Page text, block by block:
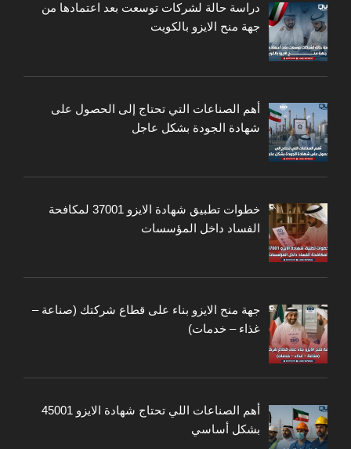
دراسة حالة لشركات توسعت بعد اعتمادها من
جهة منح الايزو بالكويت
أهم الصناعات التي تحتاج إلى الحصول على
شهادة الجودة بشكل عاجل
خطوات تطبيق شهادة الايزو 37001 لمكافحة
الفساد داخل المؤسسات
جهة منح الايزو بناء على قطاع شركتك (صناعة –
غذاء – خدمات)
أهم الصناعات اللي تحتاج شهادة الايزو 45001
بشكل أساسي